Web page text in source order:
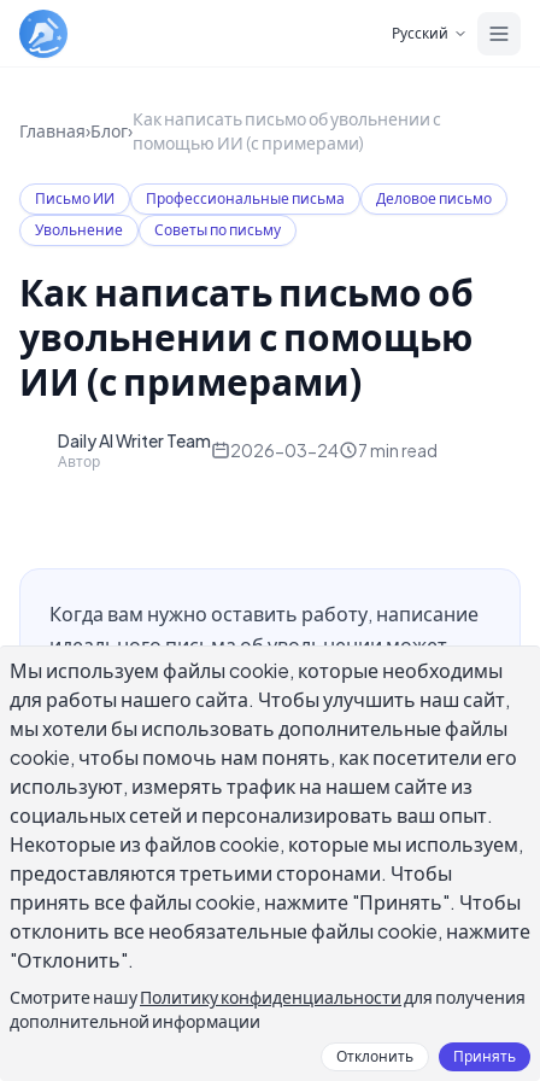
Русский
Главная›Блог›
Как написать письмо об увольнении с
помощью ИИ (с примерами)
Письмо ИИ Профессиональные письма
Деловое письмо
Увольнение
Советы по письму
Как написать письмо об
увольнении с помощью
ИИ (с примерами)
Daily AI Writer Team
Автор
2026-03-24 7 min read
Когда вам нужно оставить работу, написание
идеального письма об увольнении может
показаться неожиданно сложным. Вы хотите
оставаться профессиональным, дать
надлежащее уведомление и уйти в хороших
отношениях, но пустой лист перед вами
затрудняет это. Хорошая новость в том, что
ИИ может написать письмо об увольнении за
вас за секунды, предоставив вам прочный
черновик, охватывающий все необходимое.
Независимо от того, уходите ли вы ради новой
возможности, по личным причинам или из-за
сложной рабочей ситуации, это руководство
объясняет, как именно использовать ИИ для
написания письма об увольнении, которое
Мы используем файлы cookie, которые необходимы
для работы нашего сайта. Чтобы улучшить наш сайт,
мы хотели бы использовать дополнительные файлы
cookie, чтобы помочь нам понять, как посетители его
используют, измерять трафик на нашем сайте из
социальных сетей и персонализировать ваш опыт.
Некоторые из файлов cookie, которые мы используем,
предоставляются третьими сторонами. Чтобы
принять все файлы cookie, нажмите "Принять". Чтобы
отклонить все необязательные файлы cookie, нажмите
"Отклонить".
Смотрите нашуПолитику конфиденциальности для получения
дополнительной информации
Отклонить Принять